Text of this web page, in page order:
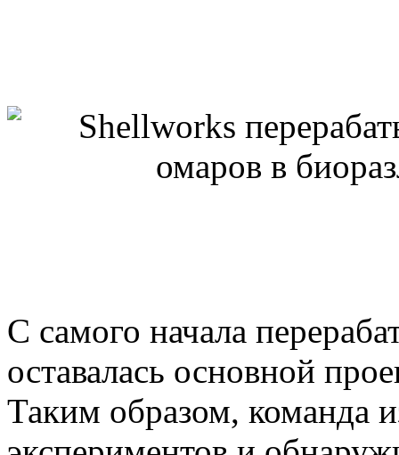
С самого начала
оставалась основной
Таким образом, команда